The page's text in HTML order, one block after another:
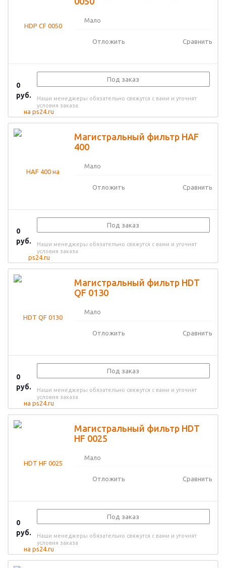
Мало
Отложить Сравнить
0
руб.
Под заказ
Наши менеджеры обязательно свяжутся с вами и уточнят
условия заказа
Магистральный фильтр HAF
400
Мало
Отложить Сравнить
0
руб.
Под заказ
Наши менеджеры обязательно свяжутся с вами и уточнят
условия заказа
Магистральный фильтр HDT
QF 0130
Мало
Отложить Сравнить
0
руб.
Под заказ
Наши менеджеры обязательно свяжутся с вами и уточнят
условия заказа
Магистральный фильтр HDT
HF 0025
Мало
Отложить Сравнить
0
руб.
Под заказ
Наши менеджеры обязательно свяжутся с вами и уточнят
условия заказа